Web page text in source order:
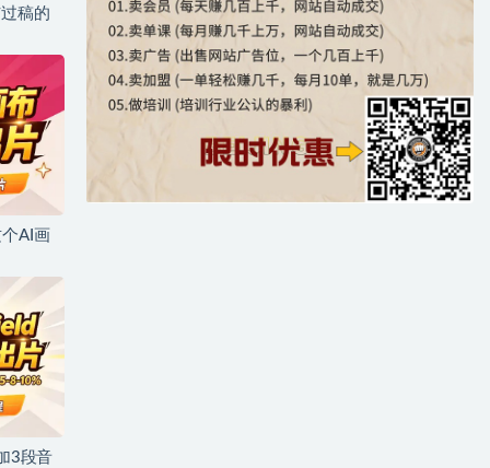
稿的
AI画
3段音